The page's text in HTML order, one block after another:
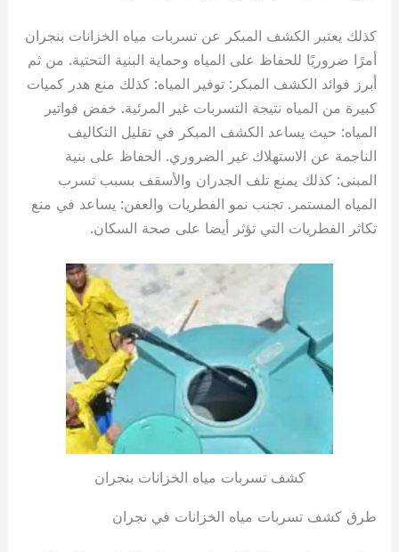
كذلك يعتبر الكشف المبكر عن تسربات مياه الخزانات بنجران
أمرًا ضروريًا للحفاظ على المياه وحماية البنية التحتية. من ثم
أبرز فوائد الكشف المبكر: توفير المياه: كذلك منع هدر كميات
كبيرة من المياه نتيجة التسربات غير المرئية. خفض فواتير
المياه: حيث يساعد الكشف المبكر في تقليل التكاليف
الناجمة عن الاستهلاك غير الضروري. الحفاظ على بنية
المبنى: كذلك يمنع تلف الجدران والأسقف بسبب تسرب
المياه المستمر. تجنب نمو الفطريات والعفن: يساعد في منع
تكاثر الفطريات التي تؤثر أيضا على صحة السكان.
كشف تسربات مياه الخزانات بنجران
طرق كشف تسربات مياه الخزانات في نجران